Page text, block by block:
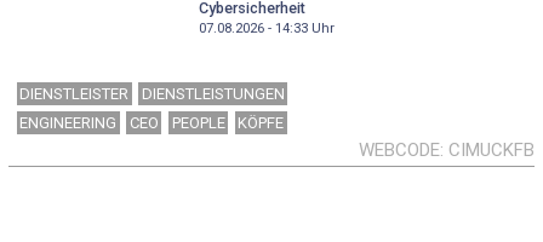
Cybersicherheit
07.08.2026 - 14:33Uhr
DIENSTLEISTER
DIENSTLEISTUNGEN
ENGINEERING
CEO PEOPLE KÖPFE
WEBCODE CIMUCKFB